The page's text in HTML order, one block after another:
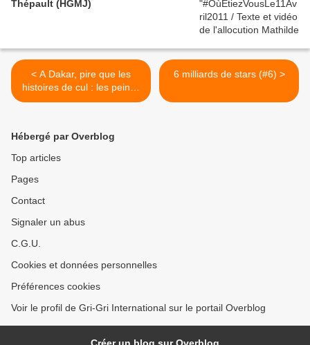
Thépault (HGMJ)
< A Dakar, pire que les
histoires de cul : les peines
de coeur !
6 milliards de stars (#6) >
Hébergé par Overblog
Top articles
Pages
Contact
Signaler un abus
C.G.U.
Cookies et données personnelles
Préférences cookies
Voir le profil de Gri-Gri International sur le portail Overblog